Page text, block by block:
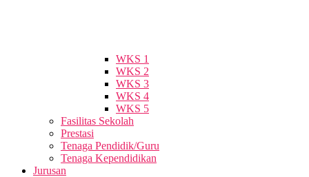
WKS 1
WKS 2
WKS 3
WKS 4
WKS 5
Fasilitas Sekolah
Prestasi
Tenaga Pendidik/Guru
Tenaga Kependidikan
Jurusan